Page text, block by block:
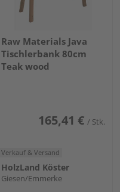
Raw Materials Java
Tischlerbank 80cm
Teak wood
165,41 € / Stk.
Verkauf & Versand
HolzLand Köster
Giesen/Emmerke